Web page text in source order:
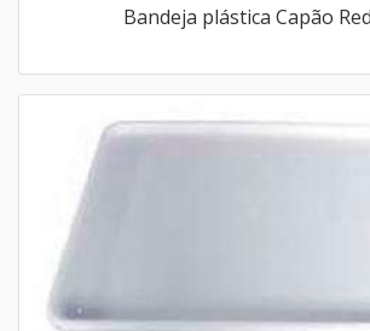
Bandeja plástica Capão